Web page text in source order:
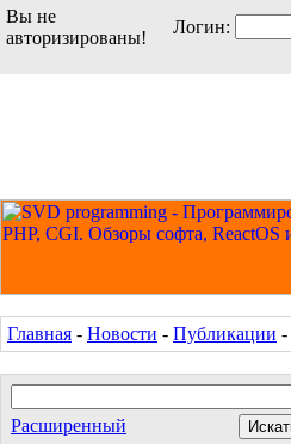
Вы не
авторизированы!
Логин:
Главная - Новости - Публикации -
Расширенный